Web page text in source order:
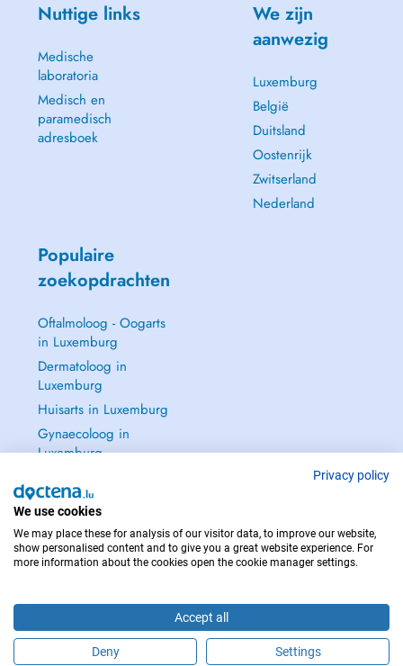
Maak online een afspraak
Nuttige links
Medische
laboratoria
Medisch en
paramedisch
adresboek
We zijn
aanwezig
Luxemburg
België
Duitsland
Oostenrijk
Zwitserland
Nederland
Populaire
zoekopdrachten
Oftalmoloog - Oogarts
in Luxemburg
Dermatoloog in
Luxemburg
Huisarts in Luxemburg
Gynaecoloog in
Luxemburg
NEEM IN GEVAL VAN NOOD CONTACT OP MET : 112
Privacy policy
We use cookies
We may place these for analysis of our visitor data, to improve our website,
show personalised content and to give you a great website experience. For
more information about the cookies open the cookie manager settings.
Accept all
Deny Settings